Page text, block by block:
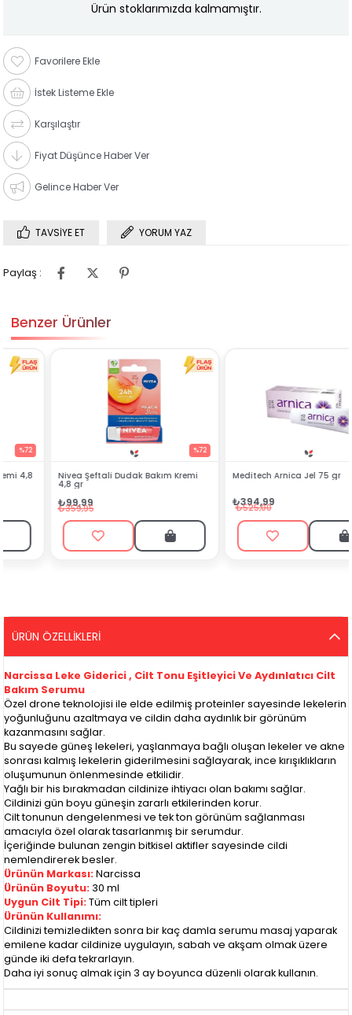
Ürün stoklarımızda kalmamıştır.
Favorilere Ekle
İstek Listeme Ekle
Karşılaştır
Fiyat Düşünce Haber Ver
Gelince Haber Ver
TAVSIYE ET YORUM YAZ
Paylaş :
Benzer Ürünler
Nivea Şeftali Dudak Bakım Kremi Meditech Arnica Jel 75 gr
ÜRÜN ÖZELLIKLERI
Narcissa Leke Giderici , Cilt Tonu Eşitleyici Ve Aydınlatıcı Cilt
Bakım Serumu
Özel drone teknolojisi ile elde edilmiş proteinler sayesinde lekelerin
yoğunluğunu azaltmaya ve cildin daha aydınlık bir görünüm
kazanmasını sağlar.
Bu sayede güneş lekeleri, yaşlanmaya bağlı oluşan lekeler ve akne
sonrası kalmış lekelerin giderilmesini sağlayarak, ince kırışıklıkların
oluşumunun önlenmesinde etkilidir.
Yağlı bir his bırakmadan cildinize ihtiyacı olan bakımı sağlar.
Cildinizi gün boyu güneşin zararlı etkilerinden korur.
Cilt tonunun dengelenmesi ve tek ton görünüm sağlanması
amacıyla özel olarak tasarlanmış bir serumdur.
İçeriğinde bulunan zengin bitkisel aktifler sayesinde cildi
nemlendirerek besler.
Ürünün Markası: Narcissa
Ürünün Boyutu: 30 ml
Uygun Cilt Tipi:Tüm cilt tipleri
Ürünün Kullanımı:
Cildinizi temizledikten sonra bir kaç damla serumu masaj yaparak
emilene kadar cildinize uygulayın, sabah ve akşam olmak üzere
günde iki defa tekrarlayın.
Daha iyi sonuç almak için 3 ay boyunca düzenli olarak kullanın.